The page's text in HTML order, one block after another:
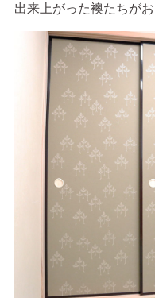
出来上がった襖たちが